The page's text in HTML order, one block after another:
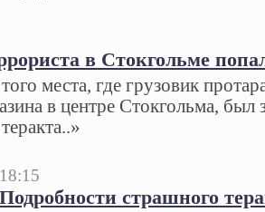
в Стокгольме
места, где грузовик
в центре Стокгольма, был
18:15
Подробности страшного